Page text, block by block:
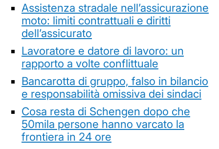
Assistenza stradale nell’assicurazione
moto: limiti contrattuali e diritti
dell’assicurato
Lavoratore e datore di lavoro: un
rapporto a volte conflittuale
Bancarotta di gruppo, falso in bilancio
e responsabilità omissiva dei sindaci
Cosa resta di Schengen dopo che
50mila persone hanno varcato la
frontiera in 24 ore